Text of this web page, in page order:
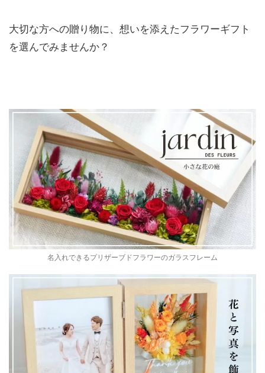
大切な方への贈り物に、想いを添えたフラワーギフト
を選んでみませんか？
名入れできるプリザーブドフラワーのガラスフレーム